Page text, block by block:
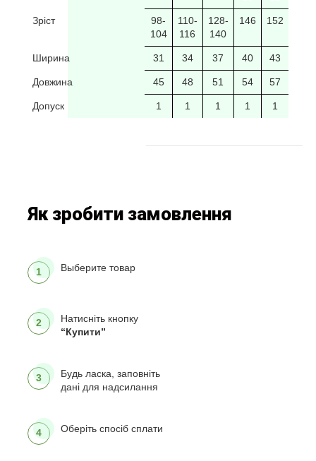
Зріст
98-
104
110-
116
128-
140
146 152
Ширина 31 34 37 40 43
Довжина 45 48 51 54 57
Допуск 1 1 1 1 1
Як зробити замовлення
1 Выберите товар
2
Натисніть кнопку
“Купити”
3
Будь ласка, заповніть
дані для надсилання
4 Оберіть спосіб сплати